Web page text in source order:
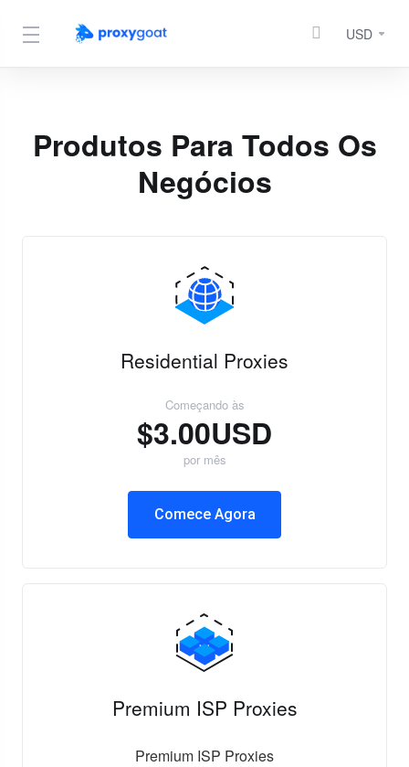
USD
Produtos Para Todos Os
Negócios
Residential Proxies
Começando às
$3.00USD
por mês
Comece Agora
Premium ISP Proxies
Premium ISP Proxies